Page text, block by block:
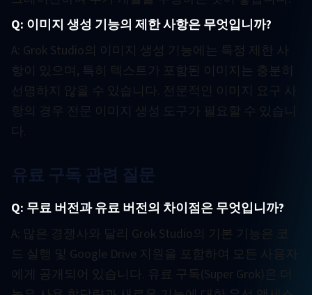
Q: 이미지 생성 기능의 제한 사항은 무엇입니까?
A: Grok Studio의 이미지 생성 기능에는 특정 제한 사
항이 있으며, 특히 텍스트가 포함된 이미지는 충분히
선명하지 않을 수 있습니다. 전문적인 이미지 요구 사
항의 경우 전문 이미지 생성 도구가 필요할 수 있습니
다.
유료 구독 관련 질문
Q: 무료 버전과 유료 버전의 차이점은 무엇입니까?
A: 많은 경쟁사와 달리 Grok Studio의 기본 기능은 코
드 실행 및 Google Drive 지원을 포함하여 모든 사용자
에게 공개되어 있습니다. 유료 구독(Super Grok)은 더